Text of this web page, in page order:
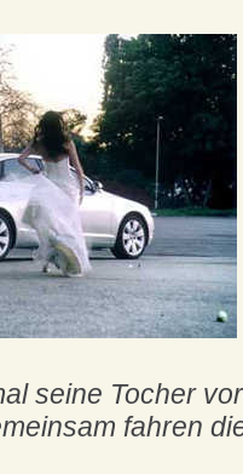
seine Tocher
fahren